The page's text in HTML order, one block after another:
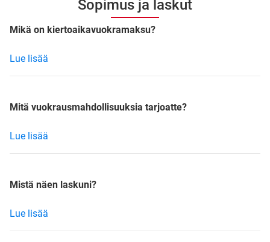
Sopimus ja laskut
Mikä on kiertoaikavuokramaksu?
Lue lisää
Mitä vuokrausmahdollisuuksia tarjoatte?
Lue lisää
Mistä näen laskuni?
Lue lisää